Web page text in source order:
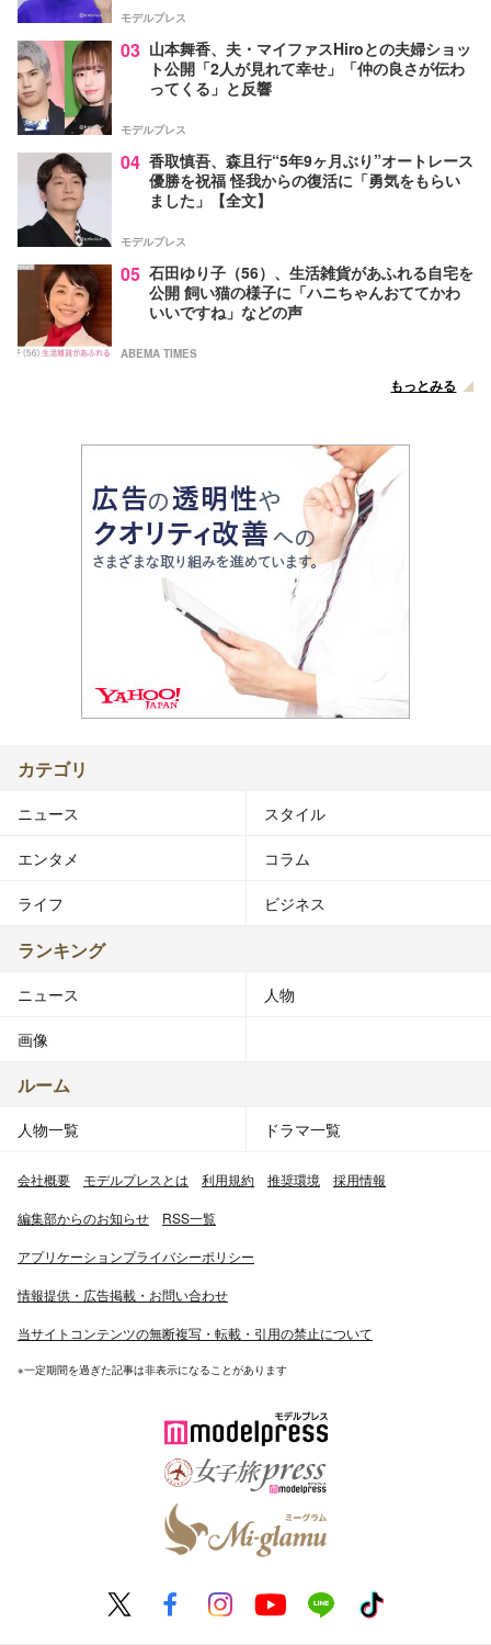
モデルプレス
03 山本舞香、夫・マイファスHiroとの夫婦ショッ
ト公開「2人が見れて幸せ」「仲の良さが伝わ
ってくる」と反響
モデルプレス
04 香取慎吾、森且行“5年9ヶ月ぶり”オートレース
優勝を祝福 怪我からの復活に「勇気をもらい
ました」【全文】
モデルプレス
05 石田ゆり子（56）、生活雑貨があふれる自宅を
公開 飼い猫の様子に「ハニちゃんおててかわ
いいですね」などの声
ABEMA TIMES
もっとみる
カテゴリ
ニュース スタイル
エンタメ コラム
ライフ ビジネス
ランキング
ニュース 人物
画像
ルーム
人物一覧 ドラマ一覧
会社概要 モデルプレスとは 利用規約 推奨環境 採用情報
編集部からのお知らせ RSS一覧
アプリケーションプライバシーポリシー
情報提供・広告掲載・お問い合わせ
当サイトコンテンツの無断複写・転載・引用の禁止について
※一定期間を過ぎた記事は非表示になることがあります